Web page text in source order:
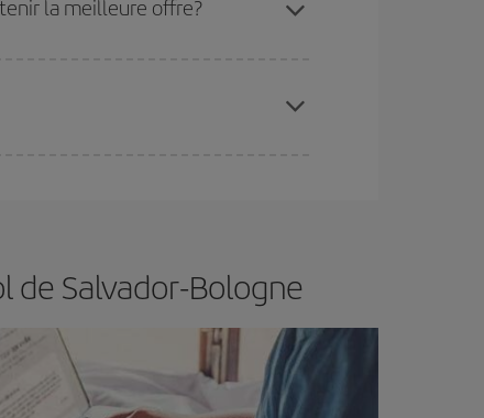
la meilleure offre?
Salvador-Bologne